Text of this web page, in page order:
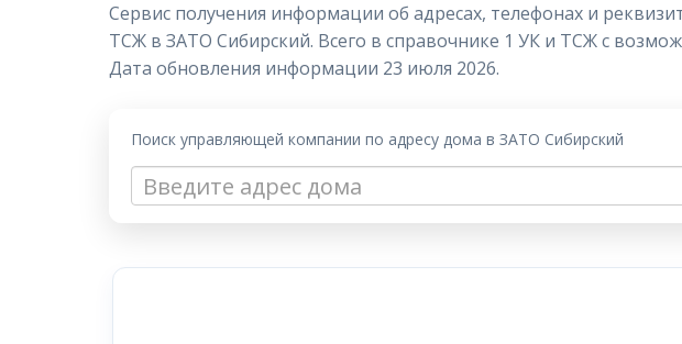
Сервис получения информации об адресах, телефонах и
ТСЖ в ЗАТО Сибирский. Всего в справочнике 1 УК и ТСЖ с
Дата обновления информации 23 июля 2026.
Поиск управляющей компании по адресу дома в ЗАТО Сибирский